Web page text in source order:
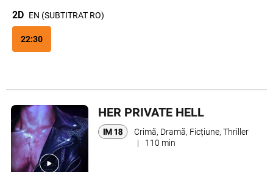
2D EN (SUBTITRAT RO)
22:30
HER PRIVATE HELL
Crimă, Dramă, Ficțiune, Thriller
|
110 min